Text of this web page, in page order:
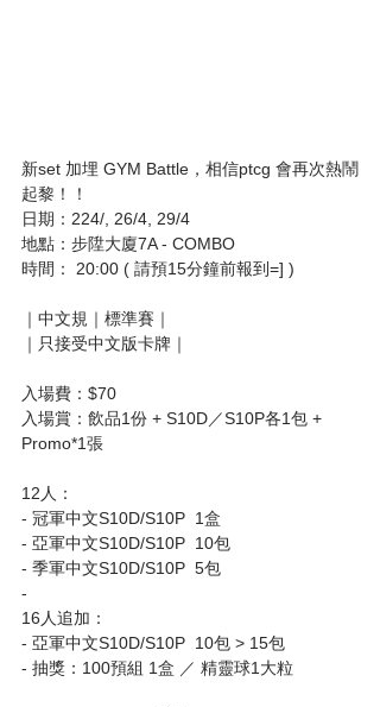
新set 加埋 GYM Battle，相信ptcg 會再次熱鬧
起黎！！
日期：224/, 26/4, 29/4
地點：步陞大廈7A - COMBO
時間： 20:00 ( 請預15分鐘前報到=] )
｜中文規｜標準賽｜
｜只接受中文版卡牌｜
入場費：$70
入場賞：飲品1份 + S10D／S10P各1包 +
Promo*1張
12人：
- 冠軍中文S10D/S10P  1盒
- 亞軍中文S10D/S10P  10包
- 季軍中文S10D/S10P  5包
-
16人追加：
- 亞軍中文S10D/S10P  10包 > 15包
- 抽獎：100預組 1盒 ／ 精靈球1大粒